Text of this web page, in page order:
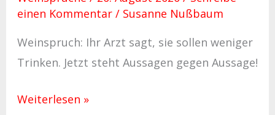
einen Kommentar / Susanne Nußbaum
Weinspruch: Ihr Arzt sagt, sie sollen weniger
Trinken. Jetzt steht Aussagen gegen Aussage!
Weiterlesen »